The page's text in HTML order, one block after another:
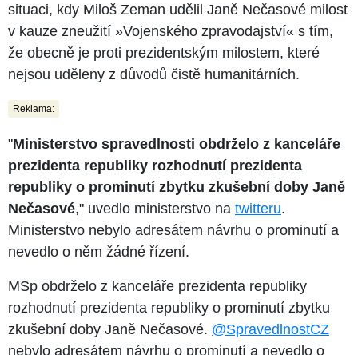
situaci, kdy Miloš Zeman udělil Janě Nečasové milost
v kauze zneužití »Vojenského zpravodajství« s tím,
že obecně je proti prezidentským milostem, které
nejsou uděleny z důvodů čistě humanitárních.
Reklama:
"Ministerstvo spravedlnosti obdrželo z kanceláře
prezidenta republiky rozhodnutí prezidenta
republiky o prominutí zbytku zkušební doby Janě
Nečasové," uvedlo ministerstvo na twitteru.
Ministerstvo nebylo adresátem návrhu o prominutí a
nevedlo o něm žádné řízení.
MSp obdrželo z kanceláře prezidenta republiky
rozhodnutí prezidenta republiky o prominutí zbytku
zkušební doby Janě Nečasové. @SpravedlnostCZ
nebylo adresátem návrhu o prominutí a nevedlo o